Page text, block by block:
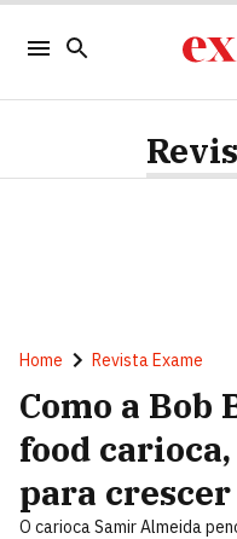
Home Revista Exame
Como a Bob
food
para crescer
O carioca Samir Almeida